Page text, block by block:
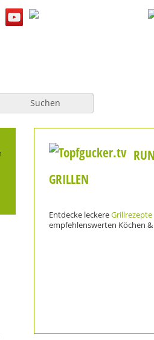
Suchen
GRILLEN
Entdecke leckereGrillrezepte
empfehlenswerten Köchen